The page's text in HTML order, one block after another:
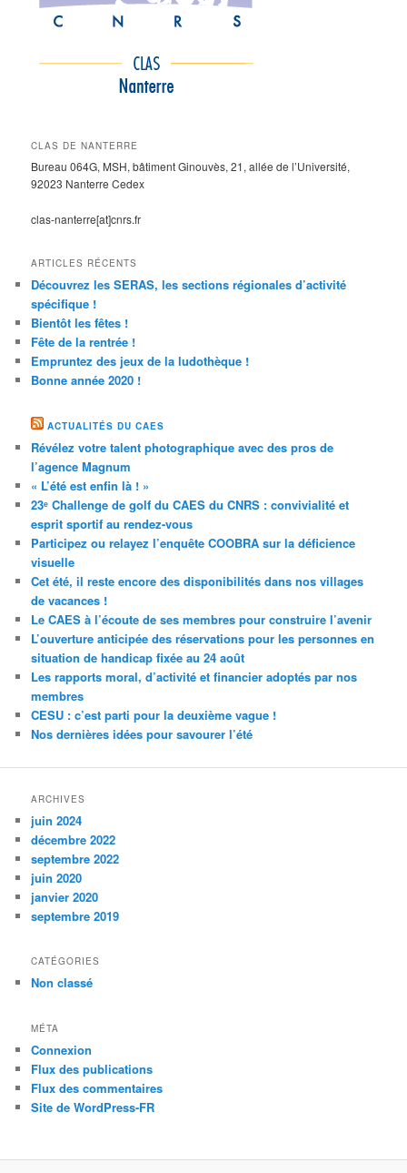
CLAS DE NANTERRE
Bureau 064G, MSH, bâtiment Ginouvès, 21, allée de l’Université,
92023 Nanterre Cedex
clas-nanterre[at]cnrs.fr
ARTICLES RÉCENTS
Découvrez les SERAS, les sections régionales d’activité
spécifique !
Bientôt les fêtes !
Fête de la rentrée !
Empruntez des jeux de la ludothèque !
Bonne année 2020 !
ACTUALITÉS DU CAES
Révélez votre talent photographique avec des pros de
l’agence Magnum
« L’été est enfin là ! »
23ᵉ Challenge de golf du CAES du CNRS : convivialité et
esprit sportif au rendez-vous
Participez ou relayez l’enquête COOBRA sur la déficience
visuelle
Cet été, il reste encore des disponibilités dans nos villages
de vacances !
Le CAES à l’écoute de ses membres pour construire l’avenir
L’ouverture anticipée des réservations pour les personnes en
situation de handicap fixée au 24 août
Les rapports moral, d’activité et financier adoptés par nos
membres
CESU : c’est parti pour la deuxième vague !
Nos dernières idées pour savourer l’été
ARCHIVES
juin 2024
décembre 2022
septembre 2022
juin 2020
janvier 2020
septembre 2019
CATÉGORIES
Non classé
MÉTA
Connexion
Flux des publications
Flux des commentaires
Site de WordPress-FR